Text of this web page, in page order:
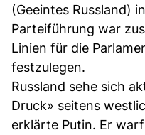
(Geeintes Russland)
Parteiführung war
Linien für die
festzulegen.
Russland sehe sich
Druck» seitens
erklärte Putin. Er